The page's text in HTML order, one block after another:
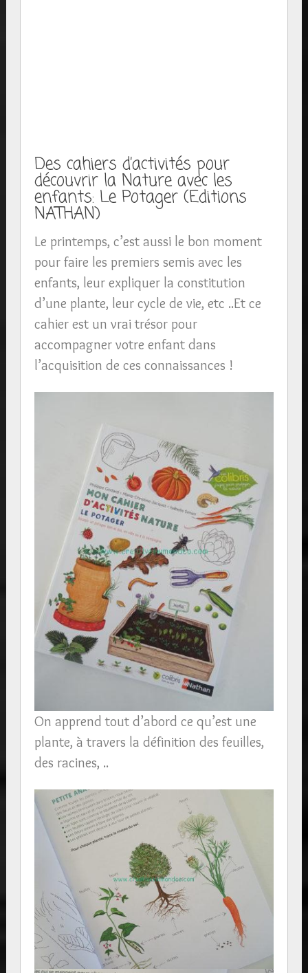
Des cahiers d’activités pour
découvrir la Nature avec les
enfants: Le Potager (Editions
NATHAN)
Le printemps, c’est aussi le bon moment
pour faire les premiers semis avec les
enfants, leur expliquer la constitution
d’une plante, leur cycle de vie, etc ..Et ce
cahier est un vrai trésor pour
accompagner votre enfant dans
l’acquisition de ces connaissances !
On apprend tout d’abord ce qu’est une
plante, à travers la définition des feuilles,
des racines, ..